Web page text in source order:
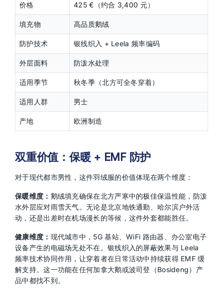
价格 425 €（约合 3,400 元）
填充物 高品质鹅绒
防护技术 银线织入 + Leela 频率编码
外层面料 防泼水处理
适用季节 秋冬季（北方可全冬穿着）
适用人群 男士
产地 欧洲制造
双重价值：保暖 + EMF 防护
对于现代都市男性，这件羽绒服的价值体现在两个维度：
保暖维度： 鹅绒填充确保在北方严寒中的极佳保温性能，防泼
水外层应对雨雪天气。无论是北京地铁通勤、哈尔滨户外活
动，还是出差时在机场漫长的等候，这件外套都能胜任。
健康维度： 现代城市中，5G 基站、WiFi 路由器、办公室电子
设备产生的电磁场无处不在。银线织入的屏蔽效果与 Leela
频率技术协同作用，让穿着者在日常活动中持续获得 EMF 缓
解支持。这一功能在任何加拿大鹅或波司登（Bosideng）产
品中都找不到。